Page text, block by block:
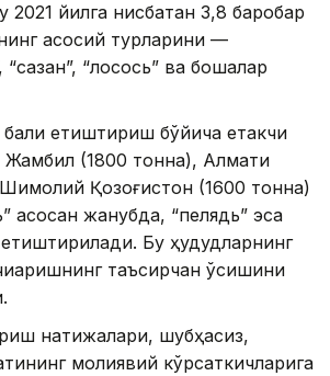
йилга нисбатан 3,8 баробар
асосий турларини —
“сазан”, “лосось” ва бошқалар
етиштириш бўйича етакчи
Жамбил (1800 тонна), Алмати
Қозоғистон (1600 тонна)
асосан жанубда, “пелядь” эса
Бу ҳудудларнинг
таъсирчан ўсишини
натижалари, шубҳасиз,
молиявий кўрсаткичларига